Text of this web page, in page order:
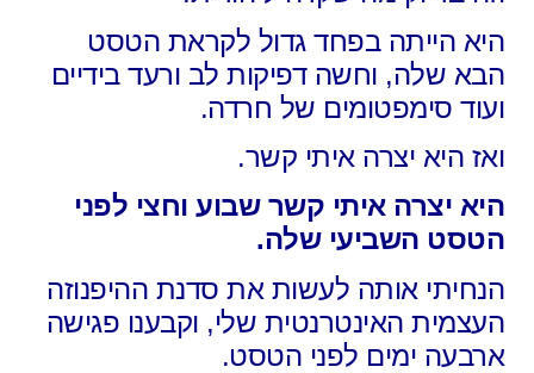
היא הייתה בפחד גדול לקראת הטסט
הבא שלה, וחשה דפיקות לב ורעד בידיים
ועוד סימפטומים של חרדה.
ואז היא יצרה איתי קשר.
היא יצרה איתי קשר שבוע וחצי לפני
הטסט השביעי שלה.
הנחיתי אותה לעשות את סדנת ההיפנוזה
העצמית האינטרנטית שלי, וקבענו פגישה
ארבעה ימים לפני הטסט.